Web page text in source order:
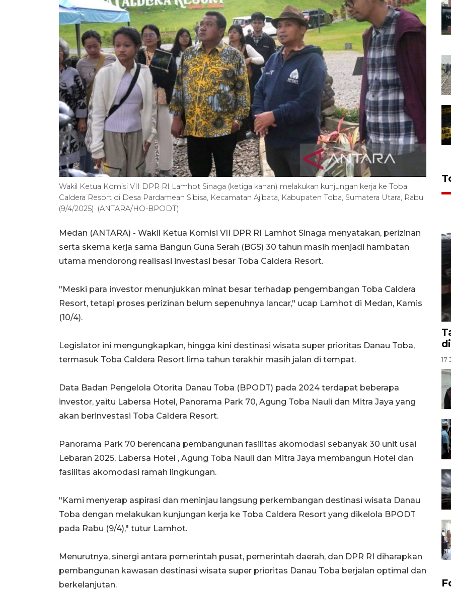
Wakil Ketua Komisi VII DPR RI Lamhot Sinaga (ketiga kanan) melakukan kunjungan kerja ke Toba
Caldera Resort di Desa Pardamean Sibisa, Kecamatan Ajibata, Kabupaten Toba, Sumatera Utara, Rabu
(9/4/2025). (ANTARA/HO-BPODT)
Medan (ANTARA) - Wakil Ketua Komisi VII DPR RI Lamhot Sinaga menyatakan, perizinan
serta skema kerja sama Bangun Guna Serah (BGS) 30 tahun masih menjadi hambatan
utama mendorong realisasi investasi besar Toba Caldera Resort.
"Meski para investor menunjukkan minat besar terhadap pengembangan Toba Caldera
Resort, tetapi proses perizinan belum sepenuhnya lancar," ucap Lamhot di Medan, Kamis
(10/4).
Legislator ini mengungkapkan, hingga kini destinasi wisata super prioritas Danau Toba,
termasuk Toba Caldera Resort lima tahun terakhir masih jalan di tempat.
Data Badan Pengelola Otorita Danau Toba (BPODT) pada 2024 terdapat beberapa
investor, yaitu Labersa Hotel, Panorama Park 70, Agung Toba Nauli dan Mitra Jaya yang
akan berinvestasi Toba Caldera Resort.
Panorama Park 70 berencana pembangunan fasilitas akomodasi sebanyak 30 unit usai
Lebaran 2025, Labersa Hotel , Agung Toba Nauli dan Mitra Jaya membangun Hotel dan
fasilitas akomodasi ramah lingkungan.
"Kami menyerap aspirasi dan meninjau langsung perkembangan destinasi wisata Danau
Toba dengan melakukan kunjungan kerja ke Toba Caldera Resort yang dikelola BPODT
pada Rabu (9/4)," tutur Lamhot.
Menurutnya, sinergi antara pemerintah pusat, pemerintah daerah, dan DPR RI diharapkan
pembangunan kawasan destinasi wisata super prioritas Danau Toba berjalan optimal dan
berkelanjutan.
17